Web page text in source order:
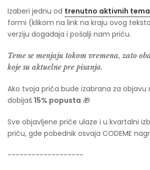
Izaberi jednu od trenutno aktivnih tema
formi (klikom na link na kraju ovog
verziju događaja i pošalji nam priču.
Teme se menjaju tokom vremena, zato
koje su aktuelne pre pisanja.
Ako tvoja priča bude izabrana za objavu
dobijaš 15% popusta 🎁
Sve objavljene priče ulaze i u kvartalni
priču, gde pobednik osvaja CODEME
-------------------